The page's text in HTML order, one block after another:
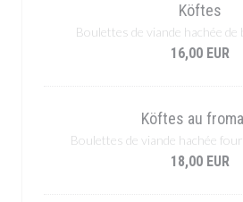
Köftes
Boulettes de viande hachée de
16,00 EUR
Köftes au
Boulettes de viande hachée
18,00 EUR